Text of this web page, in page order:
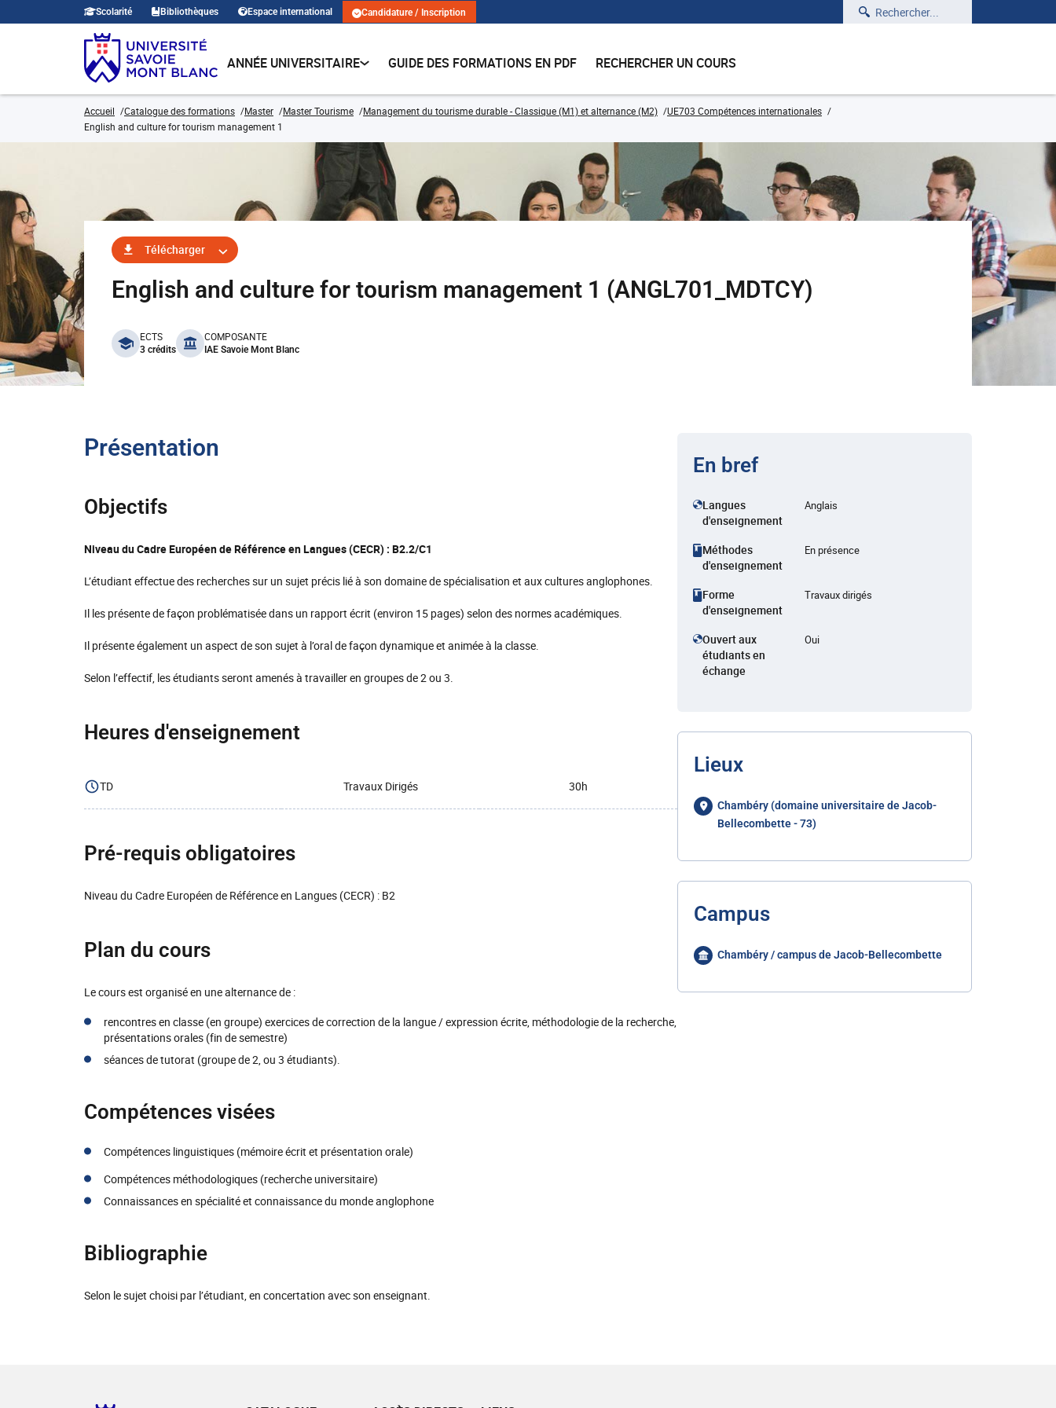
Scolarité Bibliothèques Espace international Candidature / Inscription Rechercher
ANNÉE UNIVERSITAIRE GUIDE DES FORMATIONS EN PDF RECHERCHER UN COURS
Accueil Catalogue des formations Master Master Tourisme Management du tourisme durable - Classique (M1) et alternance (M2)
UE703 Compétences internationales
English and culture for tourism management 1
Télécharger
English and culture for tourism management 1 (ANGL701_MDTCY)
benefits
ECTS
3 crédits
COMPOSANTE
IAE Savoie Mont Blanc
Présentation
Objectifs
Niveau du Cadre Européen de Référence en Langues (CECR) : B2.2/C1
L’étudiant effectue des recherches sur un sujet précis lié à son domaine de spécialisation et aux cultures anglophones.
Il les présente de façon problématisée dans un rapport écrit (environ 15 pages) selon des normes académiques.
Il présente également un aspect de son sujet à l’oral de façon dynamique et animée à la classe.
Selon l’effectif, les étudiants seront amenés à travailler en groupes de 2 ou 3.
Heures d'enseignement
TD Travaux Dirigés 30h
Pré-requis obligatoires
Niveau du Cadre Européen de Référence en Langues (CECR) : B2
Plan du cours
Le cours est organisé en une alternance de :
rencontres en classe (en groupe) exercices de correction de la langue / expression écrite, méthodologie de la recherche,
présentations orales (fin de semestre)
séances de tutorat (groupe de 2, ou 3 étudiants).
Compétences visées
Compétences linguistiques (mémoire écrit et présentation orale)
Compétences méthodologiques (recherche universitaire)
Connaissances en spécialité et connaissance du monde anglophone
Bibliographie
Selon le sujet choisi par l’étudiant, en concertation avec son enseignant.
En bref
Langues
d'enseignement
Anglais
Méthodes
d'enseignement
En présence
Forme
d'enseignement
Travaux dirigés
Ouvert aux
étudiants en
échange
Oui
Lieux
Chambéry (domaine universitaire de Jacob-
Bellecombette - 73)
Campus
Chambéry / campus de Jacob-Bellecombette